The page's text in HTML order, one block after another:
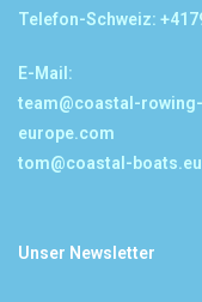
Telefon-Schweiz:
E-Mail:
team@coastal-
europe.com
tom@coastal-boats.eu
Unser Newsletter